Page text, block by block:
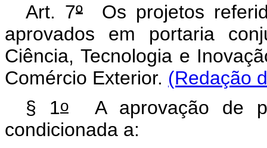
Art. 7º Os projetos
aprovados em portaria
Ciência, Tecnologia e
Comércio Exterior. (Redação
§ 1o A aprovação de
condicionada a: